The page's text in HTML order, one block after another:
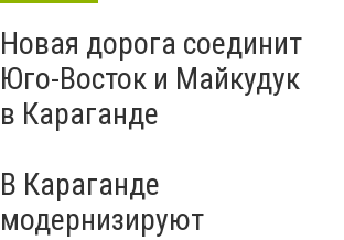
Новая дорога соединит
Юго-Восток и Майкудук
в Караганде
В Караганде
модернизируют